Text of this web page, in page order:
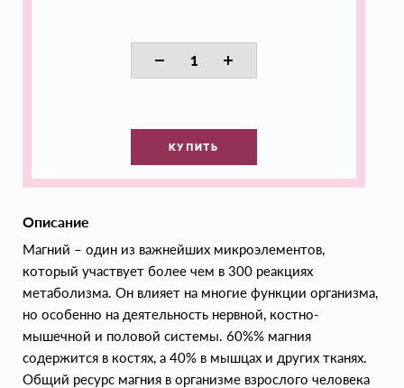
КУПИТЬ
Описание
Магний – один из важнейших микроэлементов,
который участвует более чем в 300 реакциях
метаболизма. Он влияет на многие функции организма,
но особенно на деятельность нервной, костно-
мышечной и половой системы. 60%% магния
содержится в костях, а 40% в мышцах и других тканях.
Общий ресурс магния в организме взрослого человека